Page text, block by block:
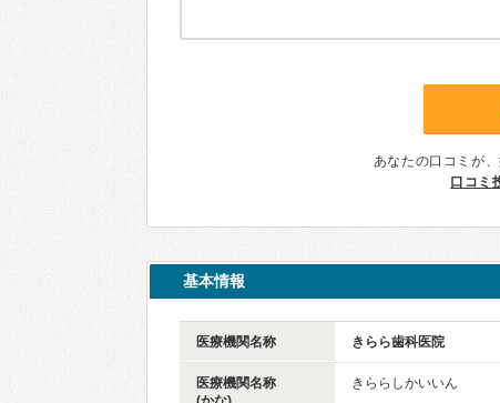
あなたの口コミが
口コミ
基本情報
医療機関名称 きらら歯科医院
医療機関名称
きららしかいいん